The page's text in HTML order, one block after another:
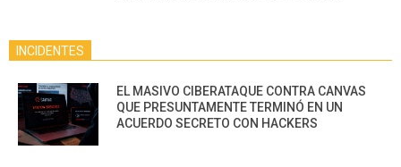
INCIDENTES
EL MASIVO CIBERATAQUE CONTRA CANVAS
QUE PRESUNTAMENTE TERMINÓ EN UN
ACUERDO SECRETO CON HACKERS